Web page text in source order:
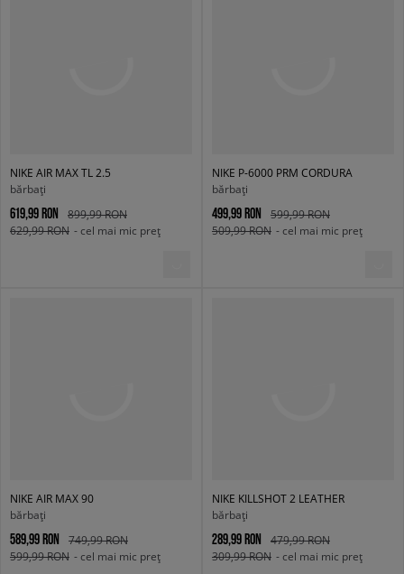
NIKE AIR MAX TL 2.5
bărbați
619,99 RON
899,99 RON
629,99 RON - cel mai mic preț
NIKE P-6000 PRM CORDURA
bărbați
499,99 RON
599,99 RON
509,99 RON - cel mai mic preț
NIKE AIR MAX 90
bărbați
589,99 RON
749,99 RON
599,99 RON - cel mai mic preț
NIKE KILLSHOT 2 LEATHER
bărbați
289,99 RON
479,99 RON
309,99 RON - cel mai mic preț